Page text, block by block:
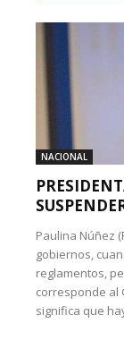
NACIONAL
Paulina Núñez
gobiernos,
reglamentos,
corresponde al
significa que